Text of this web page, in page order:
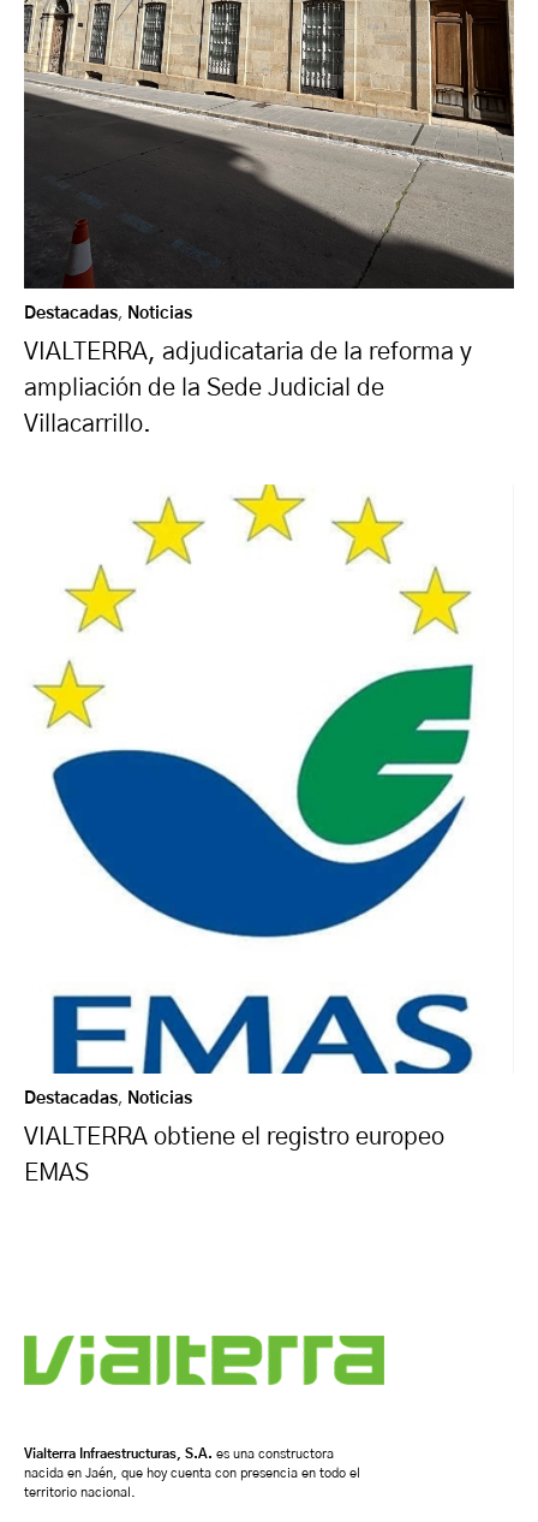
Destacadas, Noticias
VIALTERRA, adjudicataria de la reforma y
ampliación de la Sede Judicial de
Villacarrillo.
Destacadas, Noticias
VIALTERRA obtiene el registro europeo
EMAS
Vialterra Infraestructuras, S.A. es una constructora
nacida en Jaén, que hoy cuenta con presencia en todo el
territorio nacional.